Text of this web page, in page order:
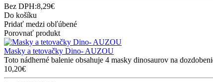
Bez DPH:8,29€
Do košíku
Pridať medzi obľúbené
Porovnať produkt
Masky a tetovačky Dino- AUZOU
Toto nádherné balenie obsahuje 4 masky dinosaurov na
10,20€